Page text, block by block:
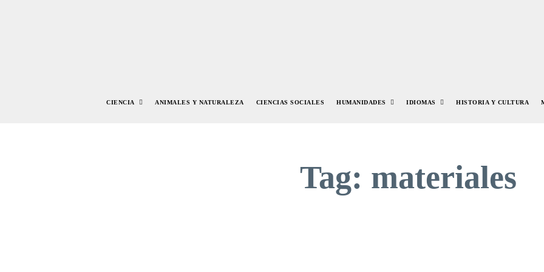
CIENCIA ANIMALES Y NATURALEZA CIENCIAS SOCIALES HUMANIDADES IDIOMAS HISTORIA Y CULTURA
Tag: materiales